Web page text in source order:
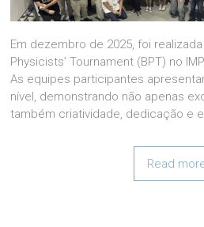
Em dezembro de 2025, foi
Physicists’ Tournament (BPT) no
As equipes participantes
nível, demonstrando não apenas
também criatividade, dedicação e
Read